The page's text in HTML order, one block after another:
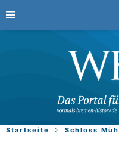
Startseite Schloss